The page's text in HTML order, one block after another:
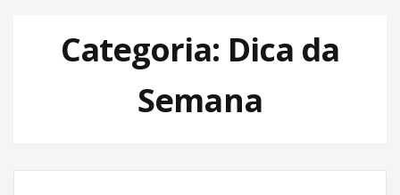
Categoria: Dica da
Semana